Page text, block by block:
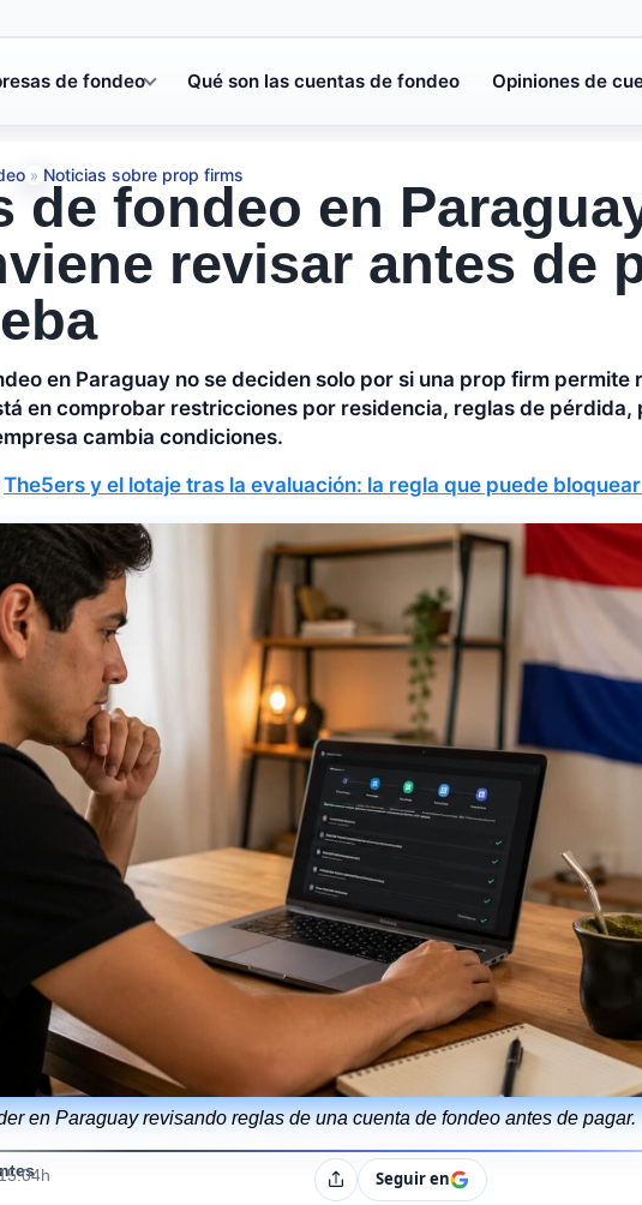
de fondeo Qué son las cuentas de fondeo Opiniones de
» Noticias sobre prop firms
de fondeo en
revisar antes de
en Paraguay no se deciden solo por si una prop firm
en comprobar restricciones por residencia, reglas de pérdida,
cambia condiciones.
The5ers y el lotaje tras la evaluación: la regla que puede
en Paraguay revisando reglas de una cuenta de fondeo antes de pagar.
CompartirSeguir en